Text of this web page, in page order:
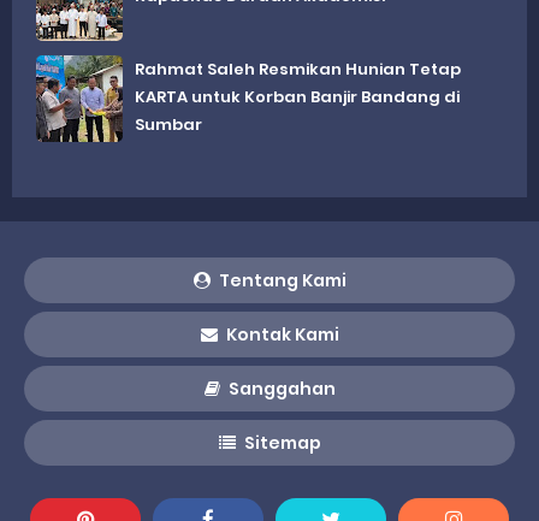
Rahmat Saleh Resmikan Hunian Tetap
KARTA untuk Korban Banjir Bandang di
Sumbar
Tentang Kami
Kontak Kami
Sanggahan
Sitemap